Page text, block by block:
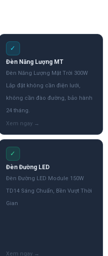
✓
Đèn Năng Lượng MT
Đèn Năng Lượng Mặt Trời 300W
Lắp đặt không cần điện lưới,
không cần đào đường, bảo hành
24 tháng.
✓
Đèn Đường LED
Đèn Đường LED Module 150W
TD14 Sáng Chuẩn, Bền Vượt Thời
Gian